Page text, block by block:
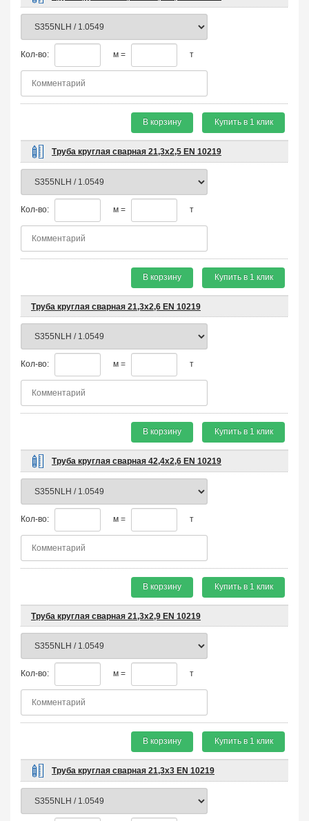
Кол-во: м = т
В корзину Купить в 1 клик
Труба круглая сварная 21,3х2,5 EN 10219
Кол-во: м = т
В корзину Купить в 1 клик
Труба круглая сварная 21,3х2,6 EN 10219
Кол-во: м = т
В корзину Купить в 1 клик
Труба круглая сварная 42,4х2,6 EN 10219
Кол-во: м = т
В корзину Купить в 1 клик
Труба круглая сварная 21,3х2,9 EN 10219
Кол-во: м = т
В корзину Купить в 1 клик
Труба круглая сварная 21,3х3 EN 10219